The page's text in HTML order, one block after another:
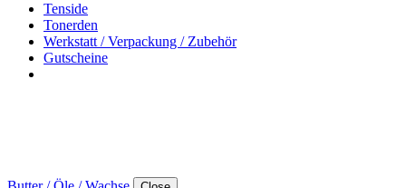
Tenside
Tonerden
Werkstatt / Verpackung / Zubehör
Gutscheine